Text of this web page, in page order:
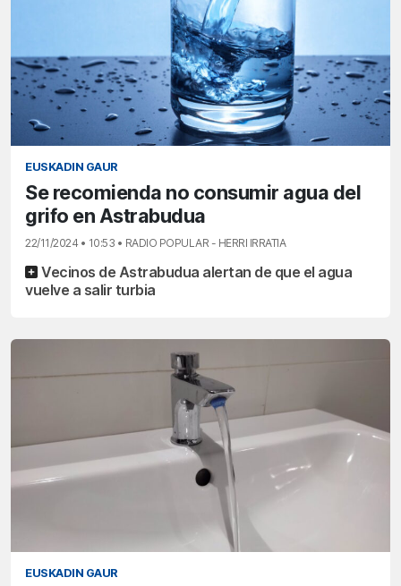
EUSKADIN GAUR
Se recomienda no consumir agua del
grifo en Astrabudua
22/11/2024 • 10:53 • RADIO POPULAR - HERRI IRRATIA
Vecinos de Astrabudua alertan de que el agua
vuelve a salir turbia
EUSKADIN GAUR